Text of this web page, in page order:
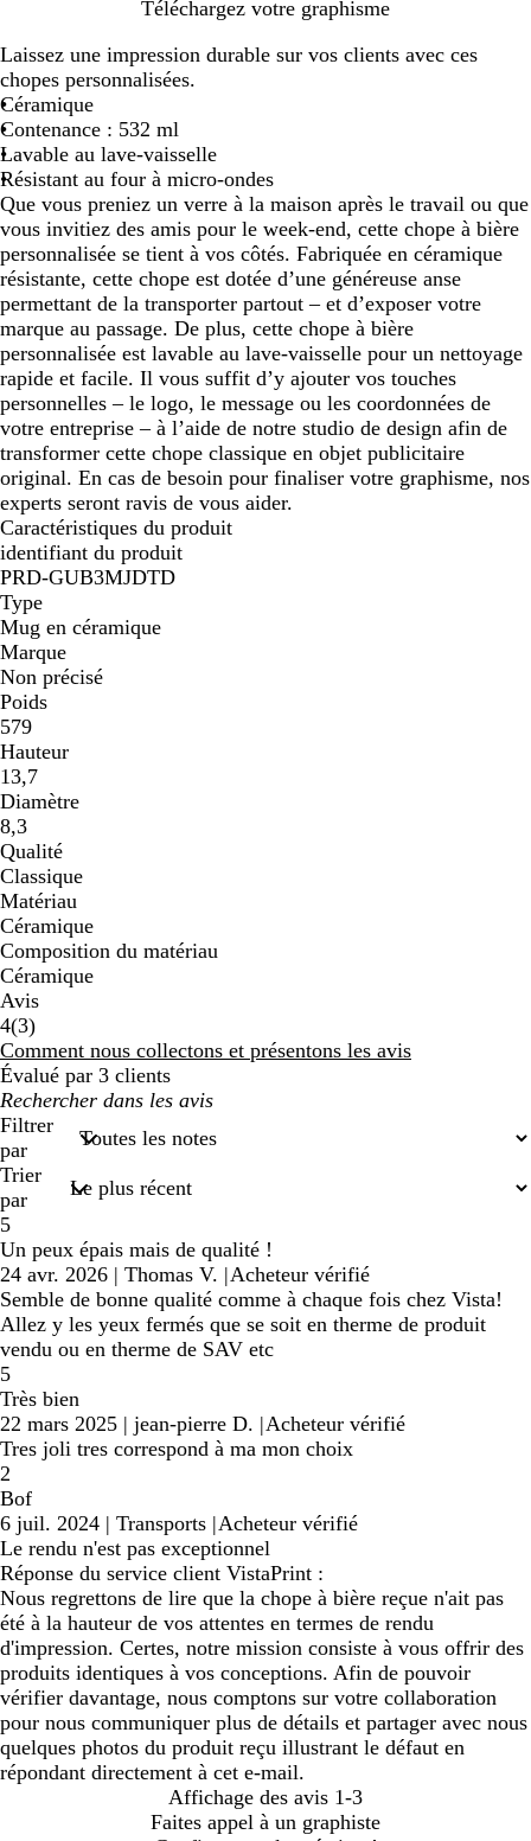
a
n
c
Téléchargez votre graphisme
Laissez une impression durable sur vos clients avec ces
chopes personnalisées.
Céramique
Contenance : 532 ml
Lavable au lave-vaisselle
Résistant au four à micro-ondes
Que vous preniez un verre à la maison après le travail ou que
vous invitiez des amis pour le week-end, cette chope à bière
personnalisée se tient à vos côtés. Fabriquée en céramique
résistante, cette chope est dotée d’une généreuse anse
permettant de la transporter partout – et d’exposer votre
marque au passage. De plus, cette chope à bière
personnalisée est lavable au lave-vaisselle pour un nettoyage
rapide et facile. Il vous suffit d’y ajouter vos touches
personnelles – le logo, le message ou les coordonnées de
votre entreprise – à l’aide de notre studio de design afin de
transformer cette chope classique en objet publicitaire
original. En cas de besoin pour finaliser votre graphisme, nos
experts seront ravis de vous aider.
Caractéristiques du produit
identifiant du produit
PRD-GUB3MJDTD
Type
Mug en céramique
Marque
Non précisé
Poids
579
Hauteur
13,7
Diamètre
8,3
Qualité
Classique
Matériau
Céramique
Composition du matériau
Céramique
Avis
4(33
avis
)
Comment nous collectons et présentons les avis
Évalué par 3 clients
Mes
recherches
saisies
Filtrer
par
Trier
par
5
Un peux épais mais de qualité !
24 avr. 2026 | Thomas V. |Acheteur vérifié
Semble de bonne qualité comme à chaque fois chez Vista!
Allez y les yeux fermés que se soit en therme de produit
vendu ou en therme de SAV etc
5
Très bien
22 mars 2025 | jean-pierre D. |Acheteur vérifié
Tres joli tres correspond à ma mon choix
2
Bof
6 juil. 2024 | Transports |Acheteur vérifié
Le rendu n'est pas exceptionnel
Réponse du service client VistaPrint :
Nous regrettons de lire que la chope à bière reçue n'ait pas
été à la hauteur de vos attentes en termes de rendu
d'impression. Certes, notre mission consiste à vous offrir des
produits identiques à vos conceptions. Afin de pouvoir
vérifier davantage, nous comptons sur votre collaboration
pour nous communiquer plus de détails et partager avec nous
quelques photos du produit reçu illustrant le défaut en
répondant directement à cet e-mail.
Affichage des avis 1-3
Faites appel à un graphiste